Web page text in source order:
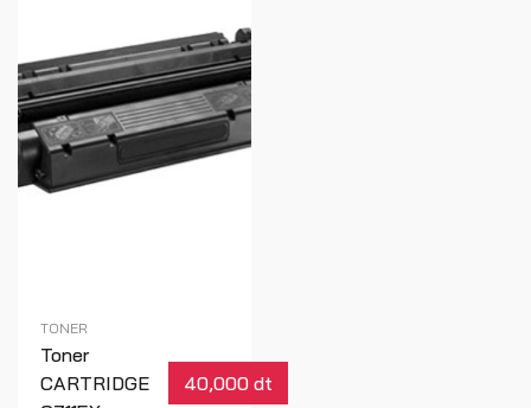
TONER
Toner
CARTRIDGE
40,000 dt